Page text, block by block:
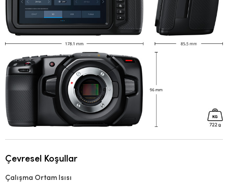
Çevresel Koşullar
Çalışma Ortam Isısı